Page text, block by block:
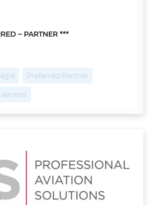
– PARTNER ***
Preferred Partner